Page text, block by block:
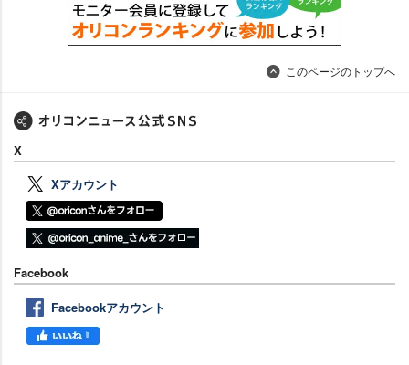
このページのトップへ
X
Xアカウント
Facebook
Facebookアカウント